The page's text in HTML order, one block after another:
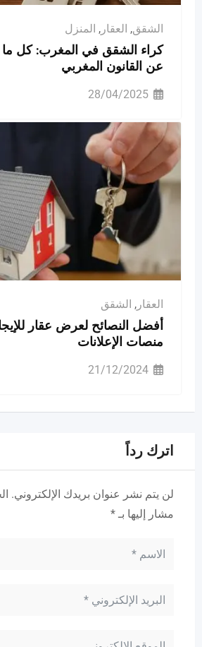
الشقق, العقار , المنزل
كراء الشقق في المغرب: كل ما
عن القانون المغربي
28/04/2025
العقار , الشقق
أفضل النصائح لعرض عقار
منصات الإعلانات
21/12/2024
اترك رداً
لن يتم نشر عنوان بريدك الإلكتروني.
مشار إليها بـ*